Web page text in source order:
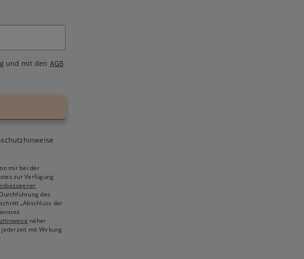
und mit den AGB
mir bei der
zur Verfügung
des
„Abschluss der
näher
mit Wirkung